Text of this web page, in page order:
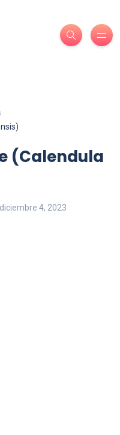
(Calendula
diciembre 4, 2023